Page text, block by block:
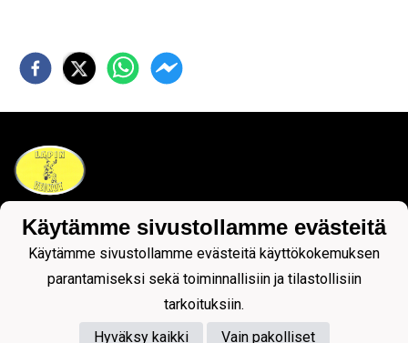
Tietosuojaseloste
Käytämme sivustollamme evästeitä
Käytämme sivustollamme evästeitä käyttökokemuksen
parantamiseksi sekä toiminnallisiin ja tilastollisiin
tarkoituksiin.
Hyväksy kaikki
Vain pakolliset